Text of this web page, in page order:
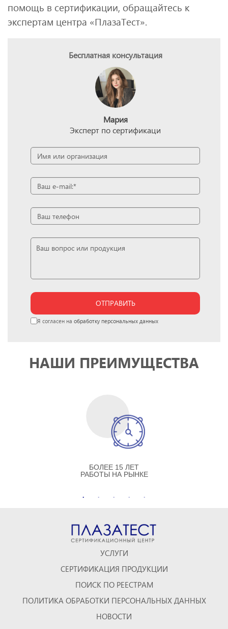
помощь в сертификации, обращайтесь к
экспертам центра «ПлазаТест».
Бесплатная консультация
Мария
Эксперт по сертификаци
ОТПРАВИТЬ
Я согласен на обработку персональных данных
НАШИ ПРЕИМУЩЕСТВА
БОЛЕЕ 15 ЛЕТ
РАБОТЫ НА РЫНКЕ
УСЛУГИ
СЕРТИФИКАЦИЯ ПРОДУКЦИИ
ПОИСК ПО РЕЕСТРАМ
ПОЛИТИКА ОБРАБОТКИ ПЕРСОНАЛЬНЫХ ДАННЫХ
НОВОСТИ